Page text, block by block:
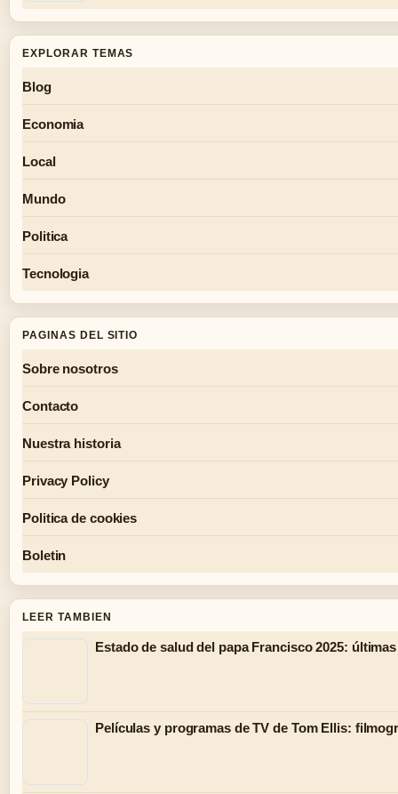
EXPLORAR TEMAS
Blog
Economia
Local
Mundo
Politica
Tecnologia
PAGINAS DEL SITIO
Sobre nosotros
Contacto
Nuestra historia
Privacy Policy
Politica de cookies
Boletin
LEER TAMBIEN
Estado de salud del papa Francisco 2025:
Películas y programas de TV de Tom Ellis: